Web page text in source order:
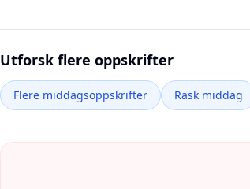
Utforsk flere oppskrifter
Flere middagsoppskrifter Rask middag